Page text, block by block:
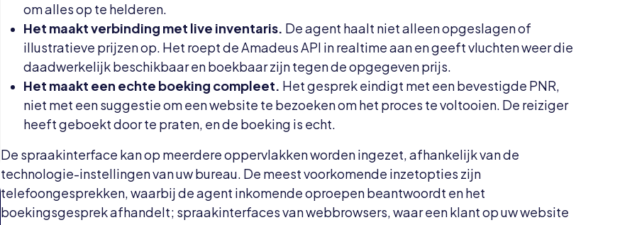
om alles op te helderen.
Het maakt verbinding met live inventaris. De agent haalt niet alleen opgeslagen of
illustratieve prijzen op. Het roept de Amadeus API in realtime aan en geeft vluchten weer die
daadwerkelijk beschikbaar en boekbaar zijn tegen de opgegeven prijs.
Het maakt een echte boeking compleet. Het gesprek eindigt met een bevestigde PNR,
niet met een suggestie om een ​​website te bezoeken om het proces te voltooien. De reiziger
heeft geboekt door te praten, en de boeking is echt.
De spraakinterface kan op meerdere oppervlakken worden ingezet, afhankelijk van de
technologie-instellingen van uw bureau. De meest voorkomende inzetopties zijn
telefoongesprekken, waarbij de agent inkomende oproepen beantwoordt en het
boekingsgesprek afhandelt; spraakinterfaces van webbrowsers, waar een klant op uw website